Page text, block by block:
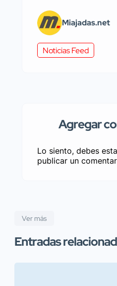
Miajadas.net
Noticias Feed
Agregar
Lo siento, debes
publicar un
Ver más
Entradas